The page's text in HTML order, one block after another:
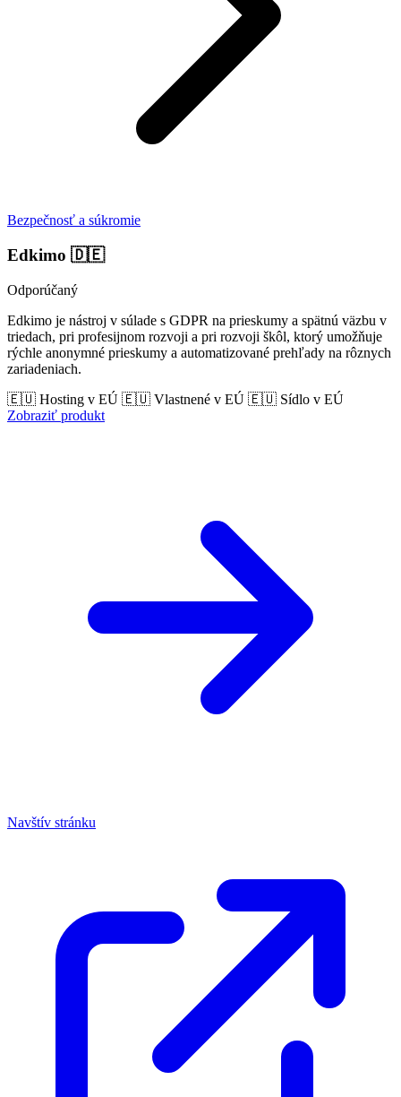
Bezpečnosť a súkromie
Edkimo 🇩🇪
Odporúčaný
Edkimo je nástroj v súlade s GDPR na prieskumy a spätnú väzbu v
triedach, pri profesijnom rozvoji a pri rozvoji škôl, ktorý umožňuje
rýchle anonymné prieskumy a automatizované prehľady na rôznych
zariadeniach.
🇪🇺 Hosting v EÚ 🇪🇺 Vlastnené v EÚ 🇪🇺 Sídlo v EÚ
Zobraziť produkt
Navštív stránku